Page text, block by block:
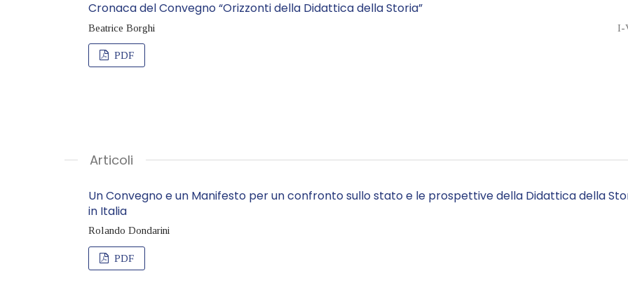
Cronaca del Convegno “Orizzonti della Didattica della Storia”
Beatrice Borghi I-
PDF
Articoli
Un Convegno e un Manifesto per un confronto sullo stato e le prospettive della Didattica della
in Italia
Rolando Dondarini
PDF